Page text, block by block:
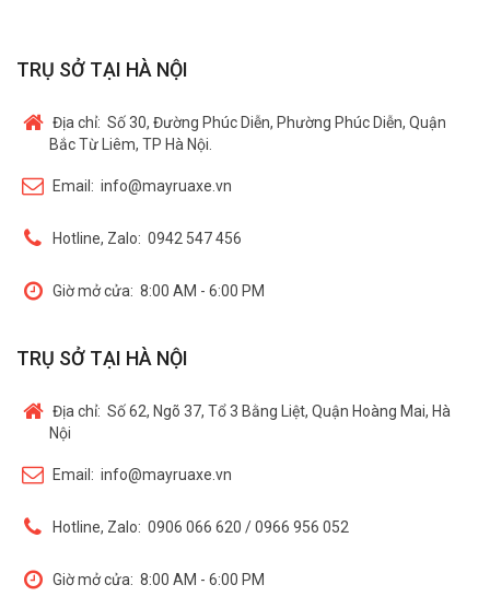
TRỤ SỞ TẠI HÀ NỘI
Địa chỉ: Số 30, Đường Phúc Diễn, Phường Phúc Diễn, Quận
Bắc Từ Liêm, TP Hà Nội.
Email: info@mayruaxe.vn
Hotline, Zalo: 0942 547 456
Giờ mở cửa: 8:00 AM - 6:00 PM
TRỤ SỞ TẠI HÀ NỘI
Địa chỉ: Số 62, Ngõ 37, Tổ 3 Bằng Liệt, Quận Hoàng Mai, Hà
Nội
Email: info@mayruaxe.vn
Hotline, Zalo: 0906 066 620 / 0966 956 052
Giờ mở cửa: 8:00 AM - 6:00 PM